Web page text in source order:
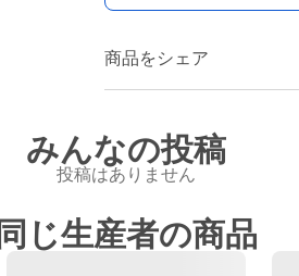
商品をシェア
みんなの投稿
投稿はありません
同じ生産者の商品